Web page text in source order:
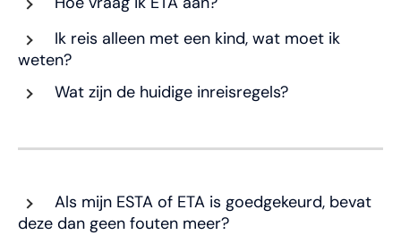
Ik reis alleen met een kind, wat moet ik
weten?
Wat zijn de huidige inreisregels?
Als mijn ESTA of ETA is goedgekeurd, bevat
deze dan geen fouten meer?